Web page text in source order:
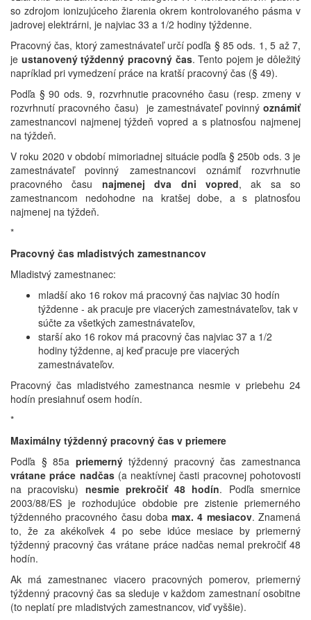
so zdrojom ionizujúceho žiarenia okrem kontrolovaného pásma v
jadrovej elektrárni, je najviac 33 a 1/2 hodiny týždenne.
Pracovný čas, ktorý zamestnávateľ určí podľa § 85 ods. 1, 5 až 7,
je ustanovený týždenný pracovný čas. Tento pojem je dôležitý
napríklad pri vymedzení práce na kratší pracovný čas (§ 49).
Podľa § 90 ods. 9, rozvrhnutie pracovného času (resp. zmeny v
rozvrhnutí pracovného času) je zamestnávateľ povinný oznámiť
zamestnancovi najmenej týždeň vopred a s platnosťou najmenej
na týždeň.
V roku 2020 v období mimoriadnej situácie podľa § 250b ods. 3 je
zamestnávateľ povinný zamestnancovi oznámiť rozvrhnutie
pracovného času najmenej dva dni vopred, ak sa so
zamestnancom nedohodne na kratšej dobe, a s platnosťou
najmenej na týždeň.
*
Pracovný čas mladistvých zamestnancov
Mladistvý zamestnanec:
mladší ako 16 rokov má pracovný čas najviac 30 hodín
týždenne - ak pracuje pre viacerých zamestnávateľov, tak v
súčte za všetkých zamestnávateľov,
starší ako 16 rokov má pracovný čas najviac 37 a 1/2
hodiny týždenne, aj keď pracuje pre viacerých
zamestnávateľov.
Pracovný čas mladistvého zamestnanca nesmie v priebehu 24
hodín presiahnuť osem hodín.
*
Maximálny týždenný pracovný čas v priemere
Podľa § 85a priemernýtýždenný pracovný čas zamestnanca
vrátane práce nadčas(a neaktívnej časti pracovnej pohotovosti
na pracovisku) nesmie prekročiť 48 hodín. Podľa smernice
2003/88/ES je rozhodujúce obdobie pre zistenie priemerného
týždenného pracovného času dobamax. 4 mesiacov. Znamená
to, že za akékoľvek 4 po sebe idúce mesiace by priemerný
týždenný pracovný čas vrátane práce nadčas nemal prekročiť 48
hodín.
Ak má zamestnanec viacero pracovných pomerov, priemerný
týždenný pracovný čas sa sleduje v každom zamestnaní osobitne
(to neplatí pre mladistvých zamestnancov, viď vyššie).